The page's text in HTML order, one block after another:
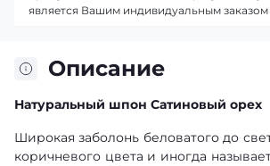
Описание
Натуральный шпон Сатиновый орех
Широкая заболонь беловатого до
коричневого цвета и иногда
является Вашим индивидуальным заказом